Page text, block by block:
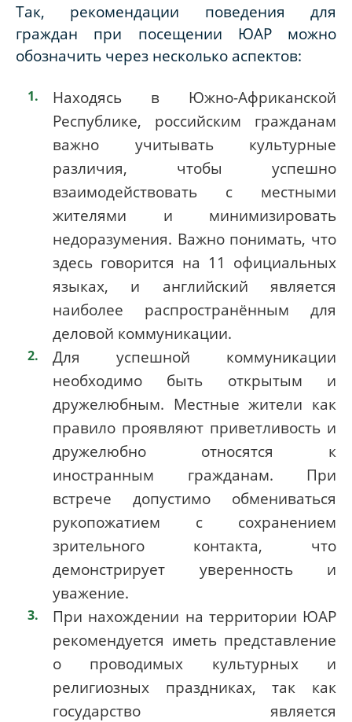
Так, рекомендации поведения для
граждан при посещении ЮАР можно
обозначить через несколько аспектов:
Находясь в Южно-Африканской
Республике, российским гражданам
важно учитывать культурные
различия, чтобы успешно
взаимодействовать с местными
жителями и минимизировать
недоразумения. Важно понимать, что
здесь говорится на 11 официальных
языках, и английский является
наиболее распространённым для
деловой коммуникации.
Для успешной коммуникации
необходимо быть открытым и
дружелюбным. Местные жители как
правило проявляют приветливость и
дружелюбно относятся к
иностранным гражданам. При
встрече допустимо обмениваться
рукопожатием с сохранением
зрительного контакта, что
демонстрирует уверенность и
уважение.
При нахождении на территории ЮАР
рекомендуется иметь представление
о проводимых культурных и
религиозных праздниках, так как
государство является